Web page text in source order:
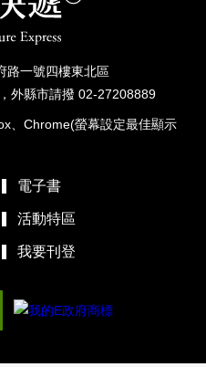
路一號四樓東北區
外縣市請撥 02-27208889
、Chrome(螢幕設定最佳顯示
電子書
活動特區
我要刊登